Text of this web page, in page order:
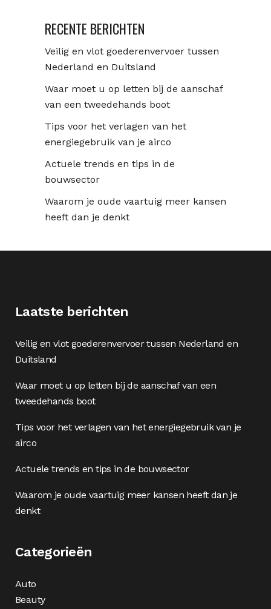
RECENTE BERICHTEN
Veilig en vlot goederenvervoer tussen
Nederland en Duitsland
Waar moet u op letten bij de aanschaf
van een tweedehands boot
Tips voor het verlagen van het
energiegebruik van je airco
Actuele trends en tips in de
bouwsector
Waarom je oude vaartuig meer kansen
heeft dan je denkt
Laatste berichten
Veilig en vlot goederenvervoer tussen Nederland en
Duitsland
Waar moet u op letten bij de aanschaf van een
tweedehands boot
Tips voor het verlagen van het energiegebruik van je
airco
Actuele trends en tips in de bouwsector
Waarom je oude vaartuig meer kansen heeft dan je
denkt
Categorieën
Auto
Beauty